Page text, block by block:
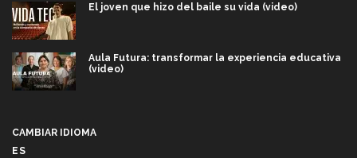
El joven que hizo del baile su vida (video)
Aula Futura: transformar la experiencia educativa
(video)
CAMBIAR IDIOMA
ES